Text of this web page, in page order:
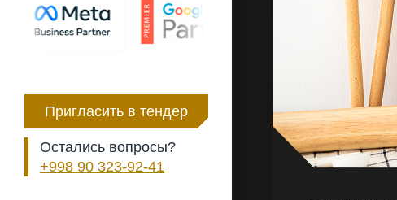
Пригласить в тендер
Остались вопросы?
+998 90 323-92-41